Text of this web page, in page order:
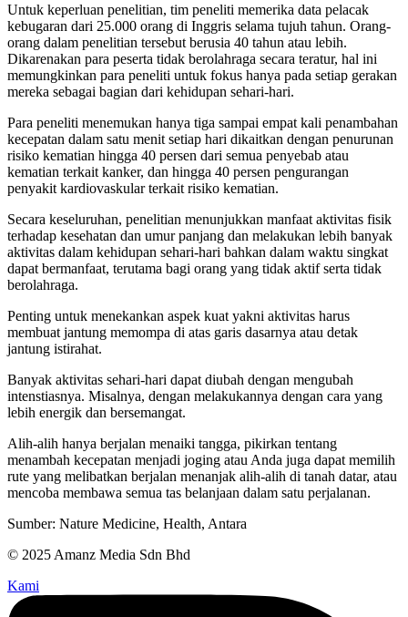
Untuk keperluan penelitian, tim peneliti memerika data pelacak
kebugaran dari 25.000 orang di Inggris selama tujuh tahun. Orang-
orang dalam penelitian tersebut berusia 40 tahun atau lebih.
Dikarenakan para peserta tidak berolahraga secara teratur, hal ini
memungkinkan para peneliti untuk fokus hanya pada setiap gerakan
mereka sebagai bagian dari kehidupan sehari-hari.
Para peneliti menemukan hanya tiga sampai empat kali penambahan
kecepatan dalam satu menit setiap hari dikaitkan dengan penurunan
risiko kematian hingga 40 persen dari semua penyebab atau
kematian terkait kanker, dan hingga 40 persen pengurangan
penyakit kardiovaskular terkait risiko kematian.
Secara keseluruhan, penelitian menunjukkan manfaat aktivitas fisik
terhadap kesehatan dan umur panjang dan melakukan lebih banyak
aktivitas dalam kehidupan sehari-hari bahkan dalam waktu singkat
dapat bermanfaat, terutama bagi orang yang tidak aktif serta tidak
berolahraga.
Penting untuk menekankan aspek kuat yakni aktivitas harus
membuat jantung memompa di atas garis dasarnya atau detak
jantung istirahat.
Banyak aktivitas sehari-hari dapat diubah dengan mengubah
intenstiasnya. Misalnya, dengan melakukannya dengan cara yang
lebih energik dan bersemangat.
Alih-alih hanya berjalan menaiki tangga, pikirkan tentang
menambah kecepatan menjadi joging atau Anda juga dapat memilih
rute yang melibatkan berjalan menanjak alih-alih di tanah datar, atau
mencoba membawa semua tas belanjaan dalam satu perjalanan.
Sumber: Nature Medicine, Health, Antara
© 2025 Amanz Media Sdn Bhd
Kami